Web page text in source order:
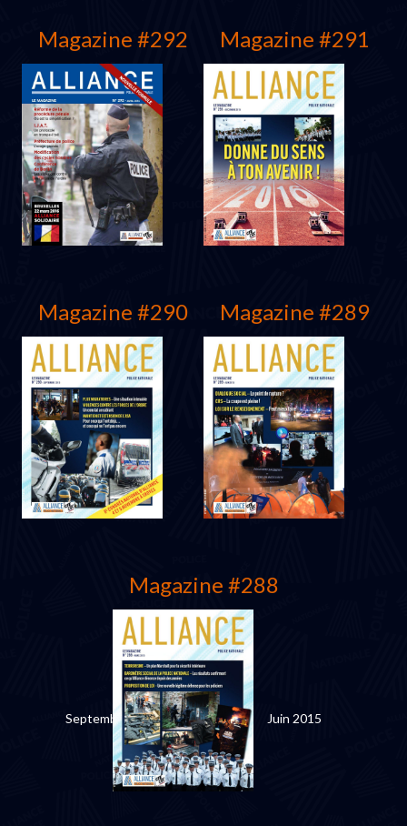
Protocole 2016 Juillet 2016
Magazine #292
Avril 2016
Magazine #291
Décembre 2015
Magazine #290
Septembre 2015
Magazine #289
Juin 2015
Magazine #288